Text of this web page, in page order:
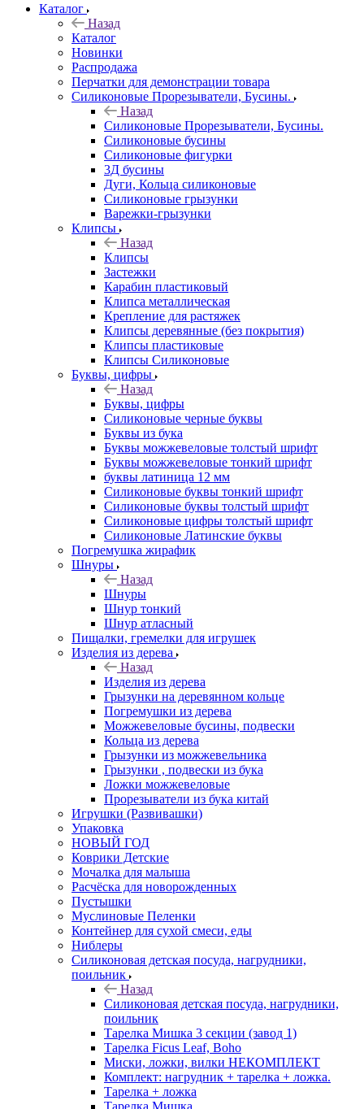
Каталог
Назад
Каталог
Новинки
Распродажа
Перчатки для демонстрации товара
Силиконовые Прорезыватели, Бусины.
Назад
Силиконовые Прорезыватели, Бусины.
Силиконовые бусины
Силиконовые фигурки
3Д бусины
Дуги, Кольца силиконовые
Силиконовые грызунки
Варежки-грызунки
Клипсы
Назад
Клипсы
Застежки
Карабин пластиковый
Клипса металлическая
Крепление для растяжек
Клипсы деревянные (без покрытия)
Клипсы пластиковые
Клипсы Силиконовые
Буквы, цифры
Назад
Буквы, цифры
Силиконовые черные буквы
Буквы из бука
Буквы можжевеловые толстый шрифт
Буквы можжевеловые тонкий шрифт
буквы латиница 12 мм
Силиконовые буквы тонкий шрифт
Силиконовые буквы толстый шрифт
Силиконовые цифры толстый шрифт
Силиконовые Латинские буквы
Погремушка жирафик
Шнуры
Назад
Шнуры
Шнур тонкий
Шнур атласный
Пищалки, гремелки для игрушек
Изделия из дерева
Назад
Изделия из дерева
Грызунки на деревянном кольце
Погремушки из дерева
Можжевеловые бусины, подвески
Кольца из дерева
Грызунки из можжевельника
Грызунки , подвески из бука
Ложки можжевеловые
Прорезыватели из бука китай
Игрушки (Развивашки)
Упаковка
НОВЫЙ ГОД
Коврики Детские
Мочалка для малыша
Расчёска для новорожденных
Пустышки
Муслиновые Пеленки
Контейнер для сухой смеси, еды
Ниблеры
Силиконовая детская посуда, нагрудники,
поильник
Назад
Силиконовая детская посуда, нагрудники,
поильник
Тарелка Мишка 3 секции (завод 1)
Тарелка Ficus Leaf, Boho
Миски, ложки, вилки НЕКОМПЛЕКТ
Комплект: нагрудник + тарелка + ложка.
Тарелка + ложка
Тарелка Мишка